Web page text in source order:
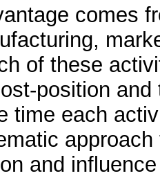
comes
of these
position
time each
and